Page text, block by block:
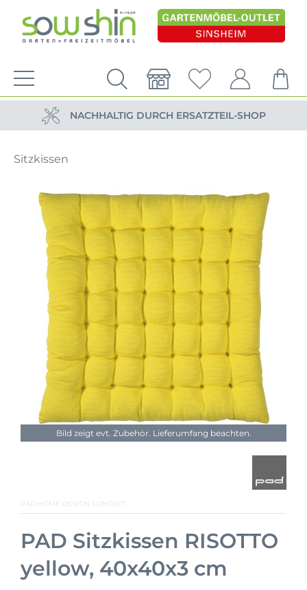
PERSÖNLICHE BERATUNG
NACHHALTIG DURCH ERSATZTEIL-SHOP
Sitzkissen
Bild zeigt evt. Zubehör. Lieferumfang beachten.
PAD HOME DESIGN CONCEPT
PAD Sitzkissen RISOTTO
yellow, 40x40x3 cm